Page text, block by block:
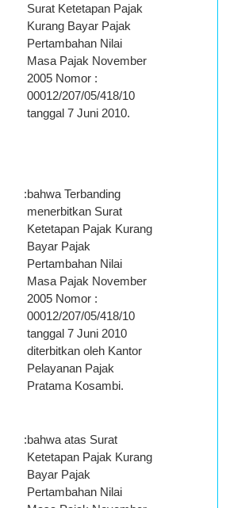
Surat Ketetapan Pajak
Kurang Bayar Pajak
Pertambahan Nilai
Masa Pajak November
2005 Nomor :
00012/207/05/418/10
tanggal 7 Juni 2010.
:bahwa Terbanding
menerbitkan Surat
Ketetapan Pajak Kurang
Bayar Pajak
Pertambahan Nilai
Masa Pajak November
2005 Nomor :
00012/207/05/418/10
tanggal 7 Juni 2010
diterbitkan oleh Kantor
Pelayanan Pajak
Pratama Kosambi.
:bahwa atas Surat
Ketetapan Pajak Kurang
Bayar Pajak
Pertambahan Nilai